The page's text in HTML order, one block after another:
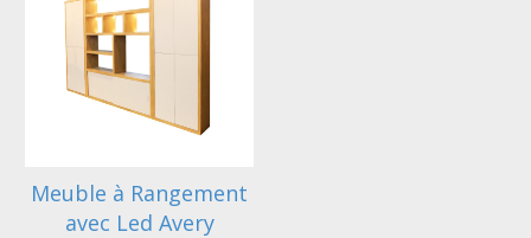
Meuble à Rangement
avec Led Avery